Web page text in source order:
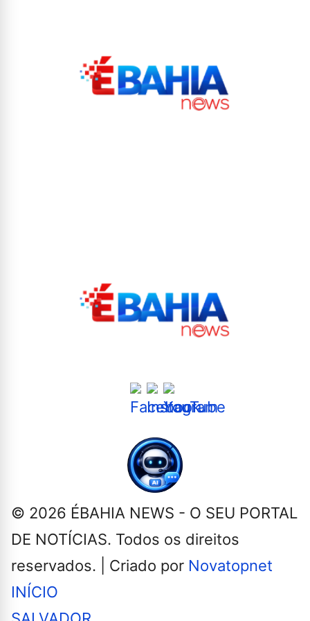
© 2026 ÉBAHIA NEWS - O SEU PORTAL
DE NOTÍCIAS. Todos os direitos
reservados. | Criado por Novatopnet
INÍCIO